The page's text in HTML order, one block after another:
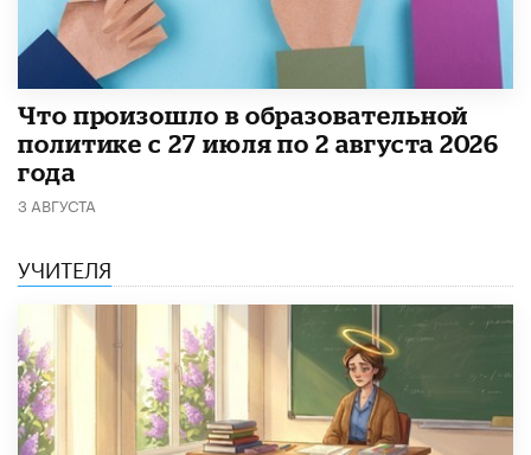
​Что произошло в образовательной
политике с 27 июля по 2 августа 2026
года
3 АВГУСТА
УЧИТЕЛЯ